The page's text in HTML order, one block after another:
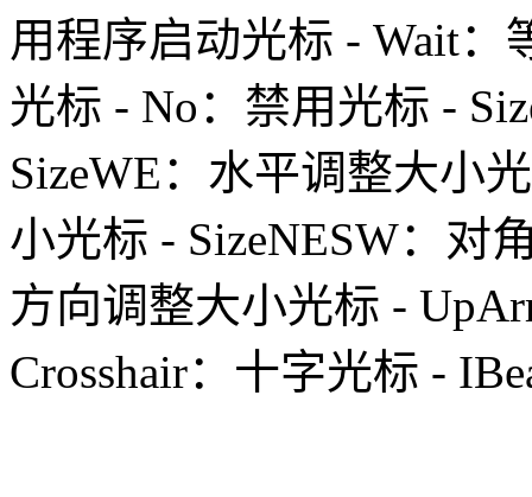
用程序启动光标 - Wait：
光标 - No：禁用光标 -
SizeWE：水平调整大小
小光标 - SizeNESW：对
方向调整大小光标 -
Crosshair：十字光标 -